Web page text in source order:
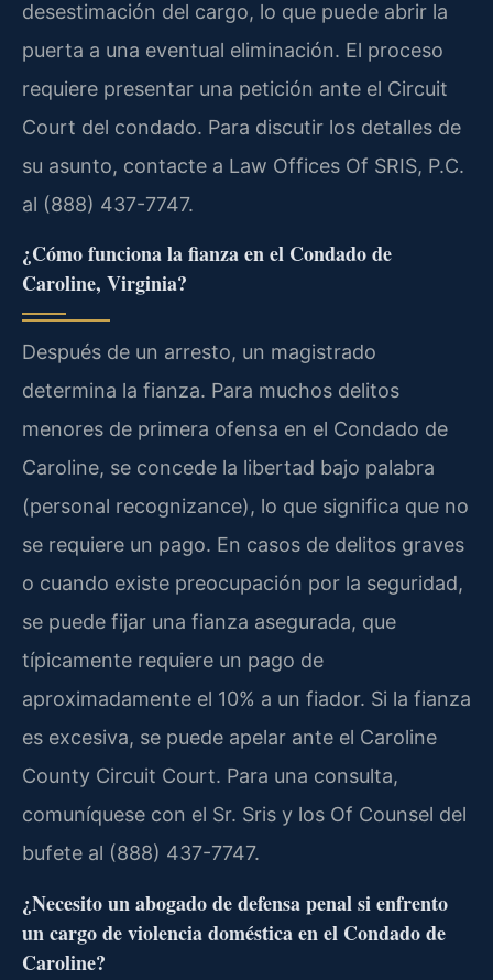
desestimación del cargo, lo que puede abrir la
puerta a una eventual eliminación. El proceso
requiere presentar una petición ante el Circuit
Court del condado. Para discutir los detalles de
su asunto, contacte a Law Offices Of SRIS, P.C.
al (888) 437-7747.
¿Cómo funciona la fianza en el Condado de
Caroline, Virginia?
Después de un arresto, un magistrado
determina la fianza. Para muchos delitos
menores de primera ofensa en el Condado de
Caroline, se concede la libertad bajo palabra
(personal recognizance), lo que significa que no
se requiere un pago. En casos de delitos graves
o cuando existe preocupación por la seguridad,
se puede fijar una fianza asegurada, que
típicamente requiere un pago de
aproximadamente el 10% a un fiador. Si la fianza
es excesiva, se puede apelar ante el Caroline
County Circuit Court. Para una consulta,
comuníquese con el Sr. Sris y los Of Counsel del
bufete al (888) 437-7747.
¿Necesito un abogado de defensa penal si enfrento
un cargo de violencia doméstica en el Condado de
Caroline?